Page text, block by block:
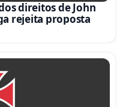
direitos de John
rejeita proposta